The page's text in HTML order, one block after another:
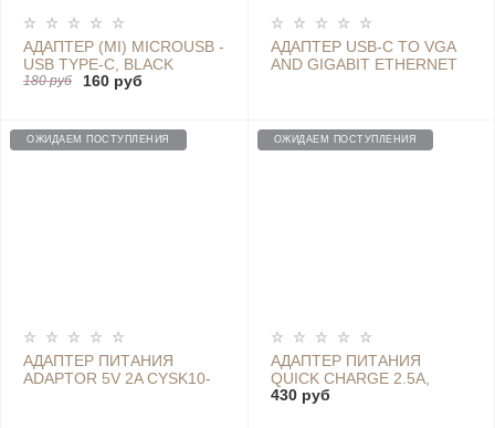
АДАПТЕР (MI) MICROUSB -
USB TYPE-C, BLACK
180 руб 160 руб
АДАПТЕР USB-C TO VGA
AND GIGABIT ETHERNET
ОЖИДАЕМ ПОСТУПЛЕНИЯ
АДАПТЕР ПИТАНИЯ
ADAPTOR 5V 2A CYSK10-
ОЖИДАЕМ ПОСТУПЛЕНИЯ
АДАПТЕР ПИТАНИЯ
QUICK CHARGE 2.5A,
WHITE
430 руб